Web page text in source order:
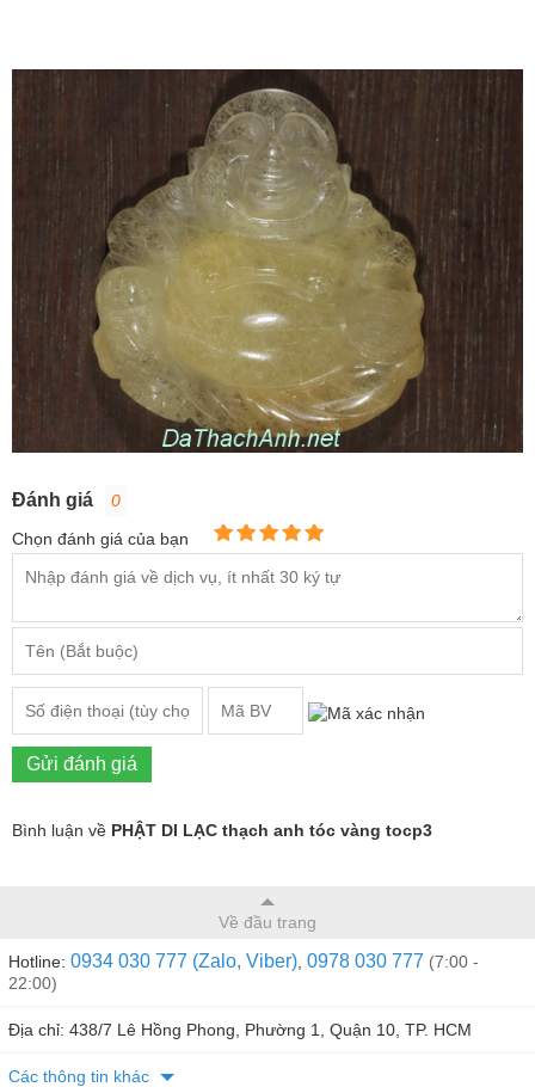
Đánh giá
0
Chọn đánh giá của bạn
Gửi đánh giá
Bình luận về PHẬT DI LẠC thạch anh tóc vàng tocp3
Về đầu trang
Hotline: 0934 030 777 (Zalo, Viber), 0978 030 777 (7:00 -
22:00)
Địa chỉ: 438/7 Lê Hồng Phong, Phường 1, Quận 10, TP. HCM
Các thông tin khác